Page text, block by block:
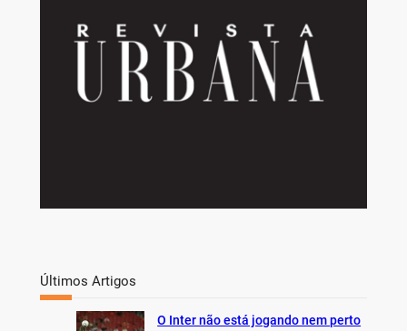
Últimos Artigos
O Inter não está jogando nem perto